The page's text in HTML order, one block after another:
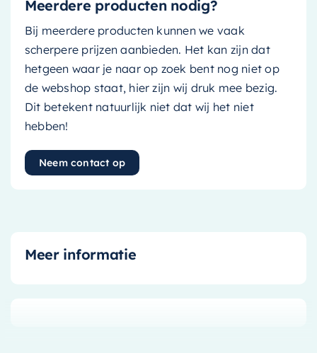
Meerdere producten nodig?
Bij meerdere producten kunnen we vaak
scherpere prijzen aanbieden. Het kan zijn dat
hetgeen waar je naar op zoek bent nog niet op
de webshop staat, hier zijn wij druk mee bezig.
Dit betekent natuurlijk niet dat wij het niet
hebben!
Neem contact op
Meer informatie